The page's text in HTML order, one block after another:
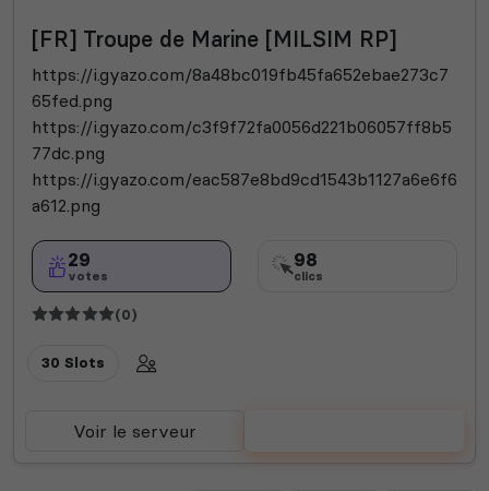
[FR] Troupe de Marine [MILSIM RP]
https://i.gyazo.com/8a48bc019fb45fa652ebae273c7
65fed.png
https://i.gyazo.com/c3f9f72fa0056d221b06057ff8b5
77dc.png
https://i.gyazo.com/eac587e8bd9cd1543b1127a6e6f6
a612.png
29
votes
98
clics
(0)
30 Slots
Voir le serveur